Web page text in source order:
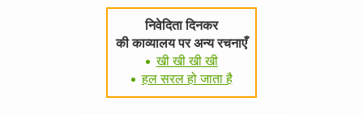
निवेदिता दिनकर
की काव्यालय पर अन्य रचनाएँ
खी खी खी खी
हल सरल हो जाता है